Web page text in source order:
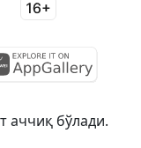
аччиқ бўлади.